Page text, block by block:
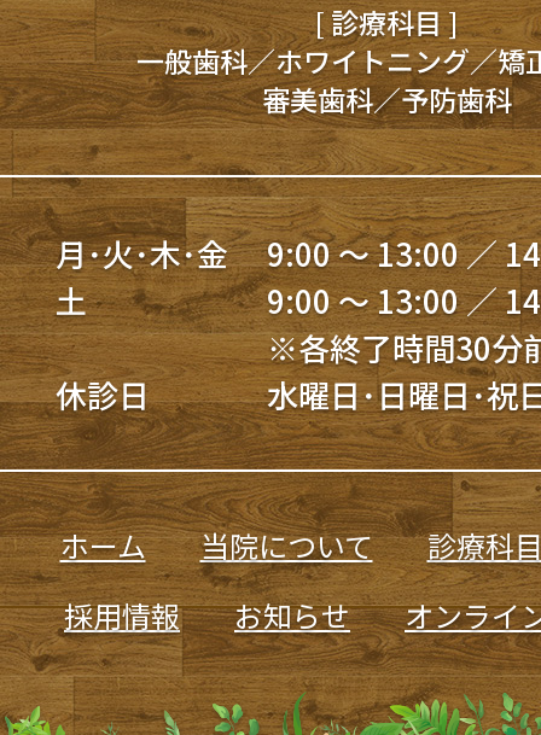
[ 診療科目 ]
一般歯科／ホワイトニング／矯
審美歯科／予防歯科
月･火･木･金
9:00 ～ 13:00 ／
土
9:00 ～ 13:00 ／
※各終了時間30分
休診日
水曜日･日曜日･祝
ホーム 当院について
診療科
採用情報
お知らせ オンライ